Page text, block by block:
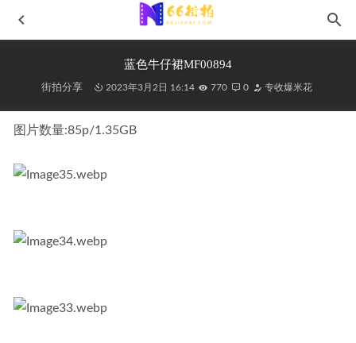
蓝色牛仔裙MF00894
街拍分享 2023年3月2日 16:14 770 0 专收爆米花
图片数量:85p/1.35GB
橙子摄影-浪屿浮生(下)J10050